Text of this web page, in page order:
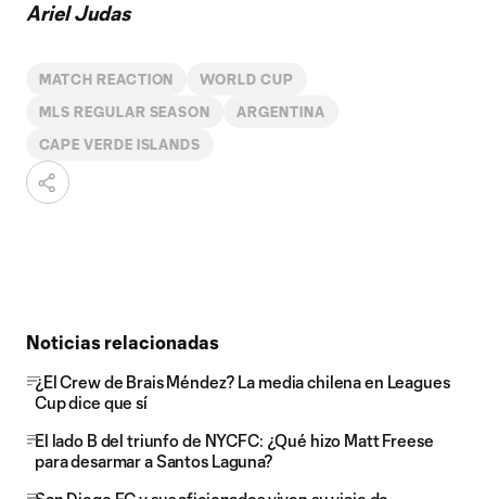
Ariel Judas
MATCH REACTION WORLD CUP
MLS REGULAR SEASON ARGENTINA
CAPE VERDE ISLANDS
Noticias relacionadas
¿El Crew de Brais Méndez? La media chilena en Leagues
Cup dice que sí
El lado B del triunfo de NYCFC: ¿Qué hizo Matt Freese
para desarmar a Santos Laguna?